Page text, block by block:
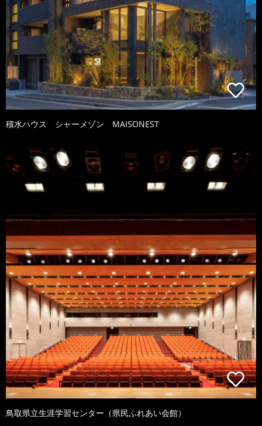
積水ハウス シャーメゾン MAISONEST
鳥取県立生涯学習センター（県民ふれあい会館）